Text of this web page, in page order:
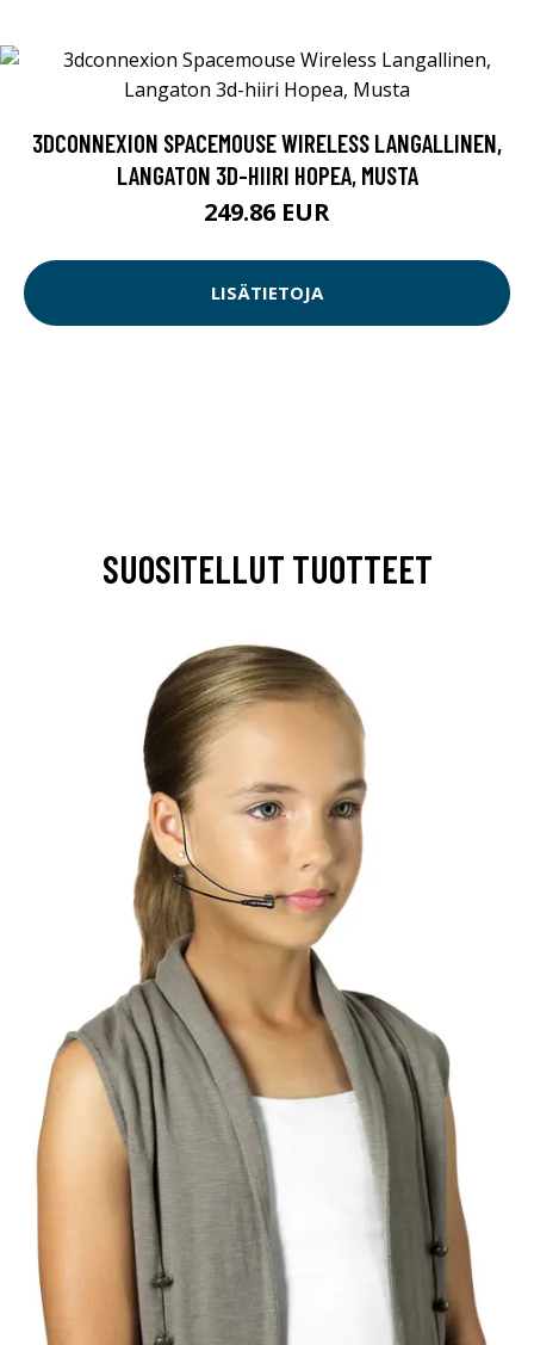
3DCONNEXION SPACEMOUSE WIRELESS LANGALLINEN,
LANGATON 3D-HIIRI HOPEA, MUSTA
249.86 EUR
LISÄTIETOJA
SUOSITELLUT TUOTTEET